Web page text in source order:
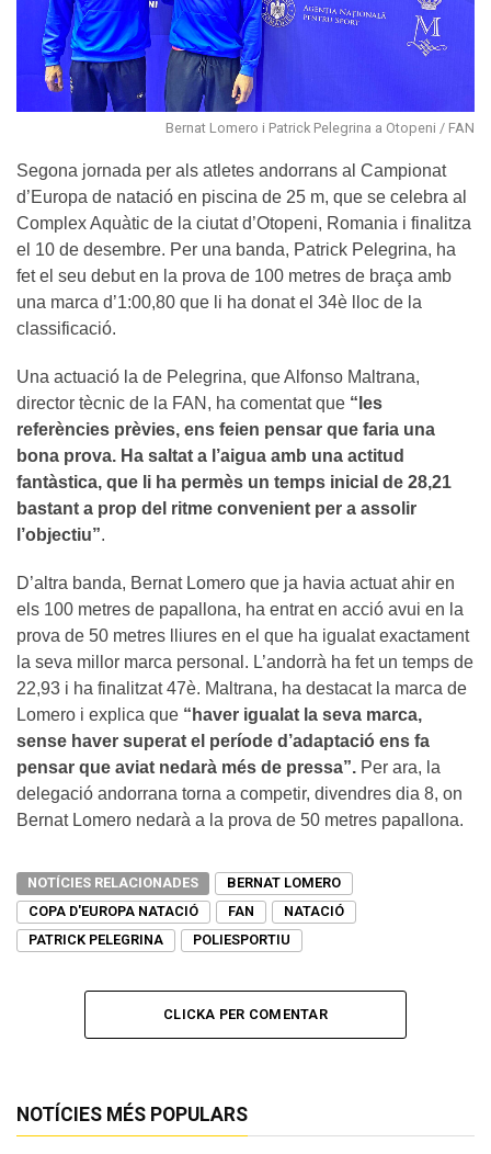
Bernat Lomero i Patrick Pelegrina a Otopeni / FAN
Segona jornada per als atletes andorrans al Campionat
d’Europa de natació en piscina de 25 m, que se celebra al
Complex Aquàtic de la ciutat d’Otopeni, Romania i finalitza
el 10 de desembre. Per una banda, Patrick Pelegrina, ha
fet el seu debut en la prova de 100 metres de braça amb
una marca d’1:00,80 que li ha donat el 34è lloc de la
classificació.
Una actuació la de Pelegrina, que Alfonso Maltrana,
director tècnic de la FAN, ha comentat que “les
referències prèvies, ens feien pensar que faria una
bona prova. Ha saltat a l’aigua amb una actitud
fantàstica, que li ha permès un temps inicial de 28,21
bastant a prop del ritme convenient per a assolir
l’objectiu”.
D’altra banda, Bernat Lomero que ja havia actuat ahir en
els 100 metres de papallona, ha entrat en acció avui en la
prova de 50 metres lliures en el que ha igualat exactament
la seva millor marca personal. L’andorrà ha fet un temps de
22,93 i ha finalitzat 47è. Maltrana, ha destacat la marca de
Lomero i explica que “haver igualat la seva marca,
sense haver superat el període d’adaptació ens fa
pensar que aviat nedarà més de pressa”. Per ara, la
delegació andorrana torna a competir, divendres dia 8, on
Bernat Lomero nedarà a la prova de 50 metres papallona.
NOTÍCIES RELACIONADES
BERNAT LOMERO
COPA D'EUROPA NATACIÓ
FAN
NATACIÓ
PATRICK PELEGRINA
POLIESPORTIU
CLICKA PER COMENTAR
NOTÍCIES MÉS POPULARS